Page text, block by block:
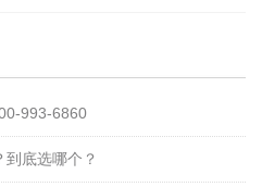
993-6860
底选哪个？